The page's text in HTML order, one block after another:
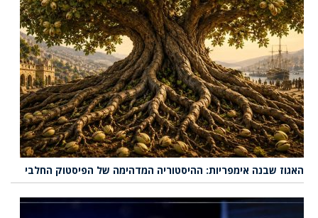
האגוז שבנה אימפריות: ההיסטוריה המדהימה של הפיסטוק החלבי